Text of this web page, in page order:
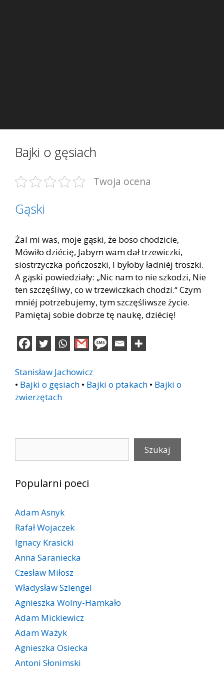
Bajki o gęsiach
Twoja ocena
Gąski
Żal mi was, moje gąski, że boso chodzicie,
Mówiło dziécię, Jabym wam dał trzewiczki,
siostrzyczka pończoszki, I byłoby ładniéj troszki.
A gąski powiedziały: „Nic nam to nie szkodzi, Nie
ten szczęśliwy, co w trzewiczkach chodzi.“ Czym
mniéj potrzebujemy, tym szczęśliwsze życie.
Pamiętaj sobie dobrze tę naukę, dziécię!
Stanisław Jachowicz
• Bajki o gęsiach • Bajki o ptakach • Bajki o
zwierzętach
Szukaj
Popularni poeci
Adam Asnyk
Rafał Wojaczek
Ignacy Krasicki
Anna Saraniecka
Czesław Miłosz
Władysław Szlengel
Agnieszka Wolny-Hamkało
Adam Mickiewicz
Adam Ważyk
Agnieszka Osiecka
Antoni Słonimski